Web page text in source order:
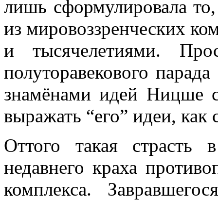
лишь сформулировала
из мировоззренческих
и тысячелетиями.
полуторавекового
знамёнами идей Ницше
выражать “его” идеи,
Оттого такая страсть
недавнего краха
комплекса.